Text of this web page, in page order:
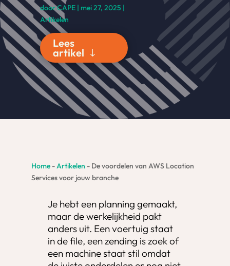
doorCAPE | mei 27, 2025 |
Artikelen
Lees
artikel
Home-Artikelen - De voordelen van AWS Location
Services voor jouw branche
Je hebt een planning gemaakt,
maar de werkelijkheid pakt
anders uit. Een voertuig staat
in de file, een zending is zoek of
een machine staat stil omdat